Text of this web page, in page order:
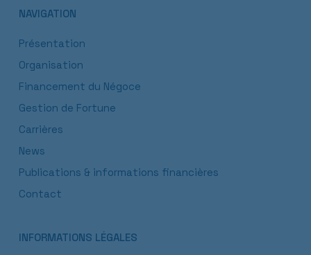
NAVIGATION
Présentation
Organisation
Financement du Négoce
Gestion de Fortune
Carrières
News
Publications & informations financières
Contact
INFORMATIONS LÉGALES